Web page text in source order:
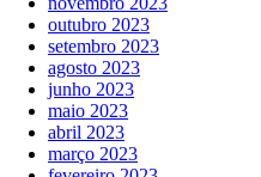
outubro 2023
setembro 2023
agosto 2023
junho 2023
maio 2023
abril 2023
março 2023